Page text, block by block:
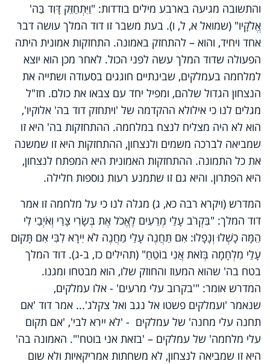
והתשובה מגיעה בארבע מילים בודדות: "וַיִּתְחַזֵּק דָּוִד בַּה'
אֱלֹקָיו" (שמואל א, ל, ו). בעת משבר זו דוד המלך עושה דבר
אחד ויחיד, והוא – להתחזק באמונה. התחזקות אמונית היתה
הפעולה שדוד המלך עשה לפני הכול. לאחר מכן הוא יוצא
למלחמה בעמלקים, שבינתיים חוגגים בסעודה ושתייה את
הנצחון הגדול שלהם, ומפיל יחד עם צבאו את כולם. חז"ל
מגלים לנו כי אילולא ההקדמה של 'ויתחזק דוד בה' אלוקיו',
הוא לא היה מצליח לנצח במלחמה. ההתחזקות בה' היא זו
שמביאה לברכה משמים ולנצחון, ההתחזקות היא זו שמשנה
את כל התמונה. ההתחזקות האמונית היא המפתח לנצחון,
היא הפתרון. והיא גם זו שתמנע רעות נוספות חלילה.
המדרש (ויקרא רבה כא, ג) מגלה לנו כי על מלחמה זו אמר
דוד המלך: "בִּקְרֹב עָלַי מְרֵעִים לֶאֱכֹל אֶת בְּשָׂרִי צָרַי וְאֹיְבַי לִי
הֵמָּה כָשְׁלוּ וְנָפָלוּ: אִם תַּחֲנֶה עָלַי מַחֲנֶה לֹא יִירָא לִבִּי אִם תָּקוּם
עָלַי מִלְחָמָה בְּזֹאת אֲנִי בוֹטֵחַ" (תהילים כז, ב-ג). דוד המלך
בטח בה' שהוא המעוז והחוזק שלו, הוא מבטחו ומגנו.
המדרש אומר: "'בקרוב עלי מרעים' - אלו עמלקים,
שנאמר 'ועמלקים פשטו אל נגב ואל צקלג'... אמר דוד 'אם
תחנה עלי מחנה' של עמלקים - 'לא יירא לבי', 'אם תקום
עלי מלחמה' של עמלקים – 'בזאת אני בוטח'". האמונה בה'
היא זו שמביאה לנצחון, לא משחתות אמריקאיות ולא שום